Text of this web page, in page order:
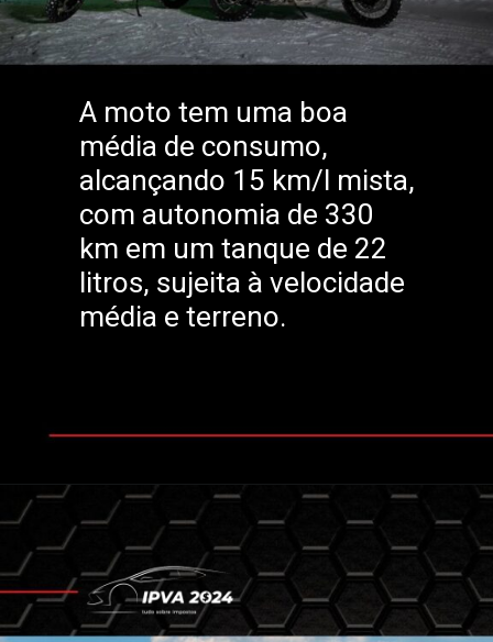
A moto tem uma boa
média de consumo,
alcançando 15 km/l mista,
com autonomia de 330
km em um tanque de 22
litros, sujeita à velocidade
média e terreno.